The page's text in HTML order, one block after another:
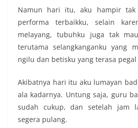
Namun hari itu, aku hampir tak
performa terbaikku, selain
melayang, tubuhku juga tak
terutama selangkanganku yang
ngilu dan betisku yang terasa pegal
Akibatnya hari itu aku lumayan
ala kadarnya. Untung saja, guru
sudah cukup, dan setelah jam
segera pulang.